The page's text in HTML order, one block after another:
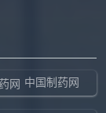
中国制药网